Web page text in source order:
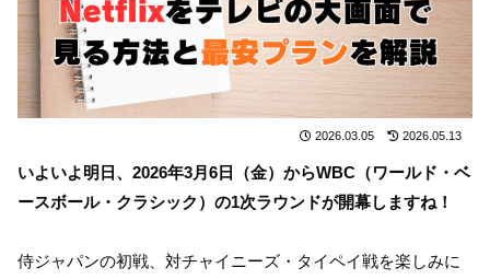
2026.03.05 2026.05.13
いよいよ明日、2026年3月6日（金）からWBC（ワールド・ベ
ースボール・クラシック）の1次ラウンドが開幕しますね！
侍ジャパンの初戦、対チャイニーズ・タイペイ戦を楽しみに